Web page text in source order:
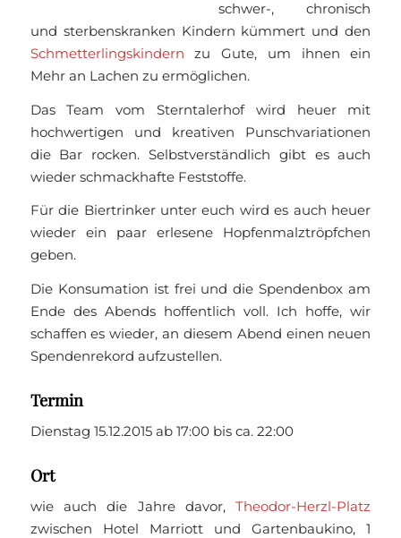
schwer-, chronisch
und sterbenskranken Kindern kümmert und den
Schmetterlingskindern zu Gute, um ihnen ein
Mehr an Lachen zu ermöglichen.
Das Team vom Sterntalerhof wird heuer mit
hochwertigen und kreativen Punschvariationen
die Bar rocken. Selbstverständlich gibt es auch
wieder schmackhafte Feststoffe.
Für die Biertrinker unter euch wird es auch heuer
wieder ein paar erlesene Hopfenmalztröpfchen
geben.
Die Konsumation ist frei und die Spendenbox am
Ende des Abends hoffentlich voll. Ich hoffe, wir
schaffen es wieder, an diesem Abend einen neuen
Spendenrekord aufzustellen.
Termin
Dienstag 15.12.2015 ab 17:00 bis ca. 22:00
Ort
wie auch die Jahre davor,Theodor-Herzl-Platz
zwischen Hotel Marriott und Gartenbaukino, 1